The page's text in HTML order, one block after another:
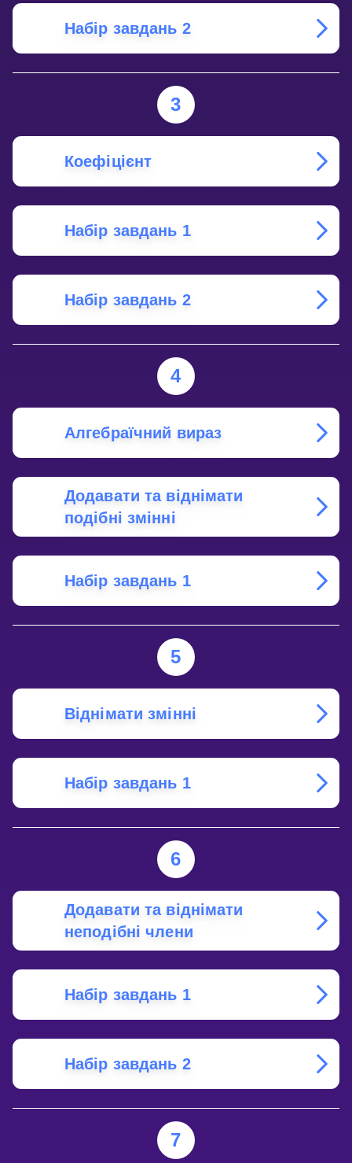
Набір завдань 2
3
Коефіцієнт
Набір завдань 1
Набір завдань 2
4
Алгебраїчний вираз
Додавати та віднімати
подібні змінні
Набір завдань 1
5
Віднімати змінні
Набір завдань 1
6
Додавати та віднімати
неподібні члени
Набір завдань 1
Набір завдань 2
7